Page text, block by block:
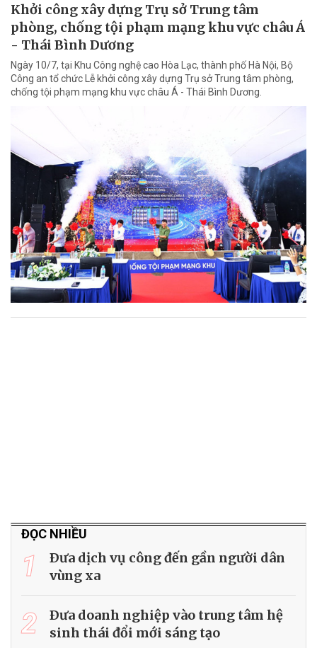
Khởi công xây dựng Trụ sở Trung tâm
phòng, chống tội phạm mạng khu vực châu Á
- Thái Bình Dương
Ngày 10/7, tại Khu Công nghệ cao Hòa Lạc, thành phố Hà Nội, Bộ
Công an tổ chức Lễ khởi công xây dựng Trụ sở Trung tâm phòng,
chống tội phạm mạng khu vực châu Á - Thái Bình Dương.
ĐỌC NHIỀU
1
Ðưa dịch vụ công đến gần người dân
vùng xa
2
Ðưa doanh nghiệp vào trung tâm hệ
sinh thái đổi mới sáng tạo